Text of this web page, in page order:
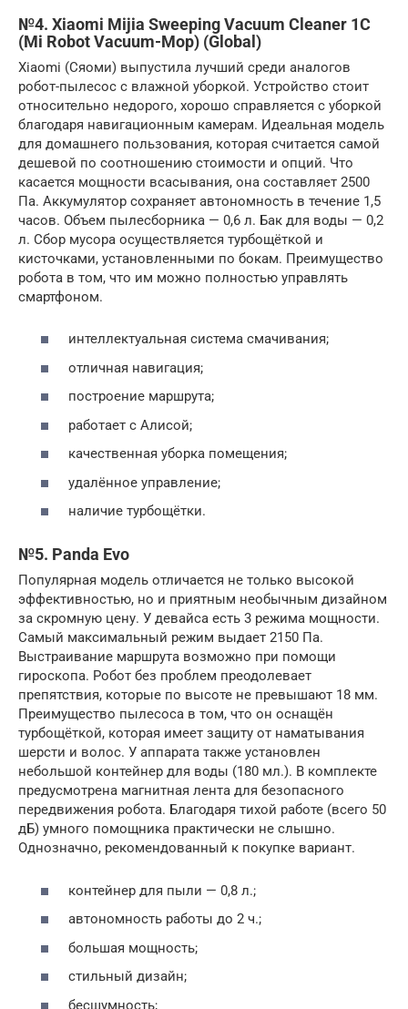
№4. Xiaomi Mijia Sweeping Vacuum Cleaner 1C
(Mi Robot Vacuum-Mop) (Global)
Xiaomi (Сяоми) выпустила лучший среди аналогов
робот-пылесос с влажной уборкой. Устройство стоит
относительно недорого, хорошо справляется с уборкой
благодаря навигационным камерам. Идеальная модель
для домашнего пользования, которая считается самой
дешевой по соотношению стоимости и опций. Что
касается мощности всасывания, она составляет 2500
Па. Аккумулятор сохраняет автономность в течение 1,5
часов. Объем пылесборника — 0,6 л. Бак для воды — 0,2
л. Сбор мусора осуществляется турбощёткой и
кисточками, установленными по бокам. Преимущество
робота в том, что им можно полностью управлять
смартфоном.
интеллектуальная система смачивания;
отличная навигация;
построение маршрута;
работает с Алисой;
качественная уборка помещения;
удалённое управление;
наличие турбощётки.
№5. Panda Evo
Популярная модель отличается не только высокой
эффективностью, но и приятным необычным дизайном
за скромную цену. У девайса есть 3 режима мощности.
Самый максимальный режим выдает 2150 Па.
Выстраивание маршрута возможно при помощи
гироскопа. Робот без проблем преодолевает
препятствия, которые по высоте не превышают 18 мм.
Преимущество пылесоса в том, что он оснащён
турбощёткой, которая имеет защиту от наматывания
шерсти и волос. У аппарата также установлен
небольшой контейнер для воды (180 мл.). В комплекте
предусмотрена магнитная лента для безопасного
передвижения робота. Благодаря тихой работе (всего 50
дБ) умного помощника практически не слышно.
Однозначно, рекомендованный к покупке вариант.
контейнер для пыли — 0,8 л.;
автономность работы до 2 ч.;
большая мощность;
стильный дизайн;
бесшумность;